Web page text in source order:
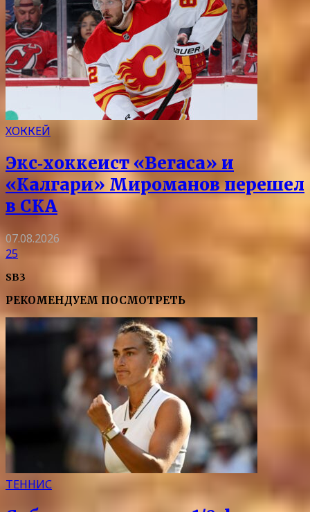
ХОККЕЙ
Экс‑хоккеист «Вегаса» и
«Калгари» Мироманов перешел
в СКА
07.08.2026
25
SB3
РЕКОМЕНДУЕМ ПОСМОТРЕТЬ
ТЕННИС